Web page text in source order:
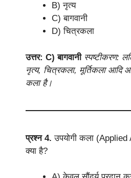
B) नृत्य
C) बागवानी
D) चित्रकला
उत्तर: C) बागवानी स्पष्टीकरण:
नृत्य, चित्रकला, मूर्तिकला आदि
कला है।
प्रश्न 4. उपयोगी कला (Applied
क्या है?